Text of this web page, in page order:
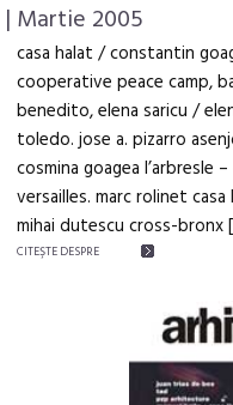
| Martie 2005
casa halat / constantin
cooperative peace camp,
benedito, elena saricu /
toledo. jose a. pizarro
cosmina goagea l’arbresle
versailles. marc rolinet
mihai dutescu cross-bronx
CITEŞTE DESPRE